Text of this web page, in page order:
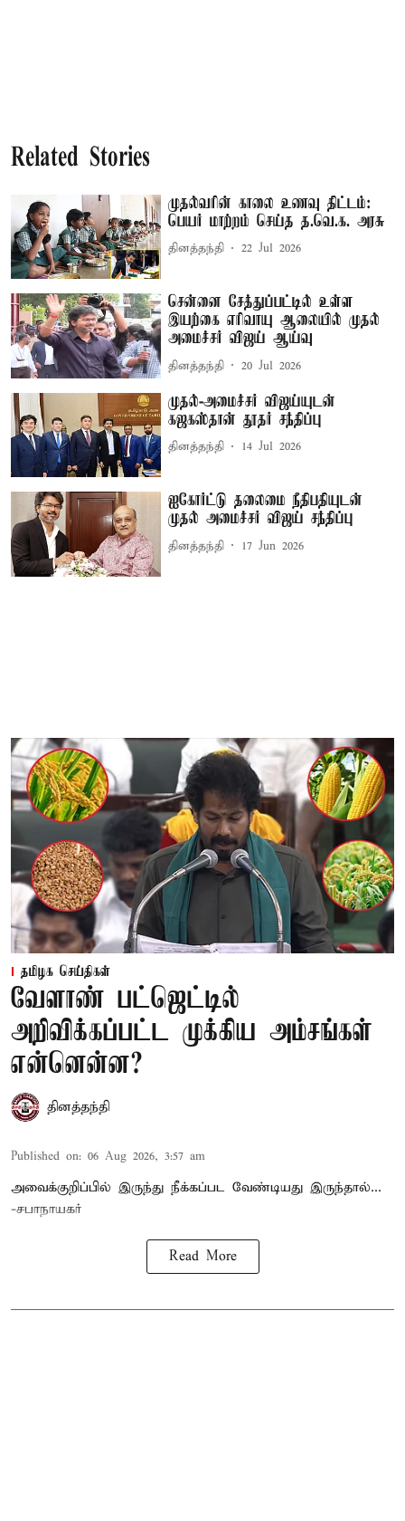
Related Stories
முதல்வரின் காலை உணவு திட்டம்:
பெயர் மாற்றம் செய்த த.வெ.க. அரசு
தினத்தந்தி 22 Jul 2026
சென்னை சேத்துப்பட்டில் உள்ள
இயற்கை எரிவாயு ஆலையில் முதல்
அமைச்சர் விஜய் ஆய்வு
தினத்தந்தி 20 Jul 2026
முதல்-அமைச்சர் விஜய்யுடன்
கஜகஸ்தான் தூதர் சந்திப்பு
தினத்தந்தி 14 Jul 2026
ஐகோர்ட்டு தலைமை நீதிபதியுடன்
முதல் அமைச்சர் விஜய் சந்திப்பு
தினத்தந்தி 17 Jun 2026
தமிழக செய்திகள்
வேளாண் பட்ஜெட்டில்
அறிவிக்கப்பட்ட முக்கிய அம்சங்கள்
என்னென்ன?
தினத்தந்தி
Published on: 06 Aug 2026, 3:57 am
அவைக்குறிப்பில் இருந்து நீக்கப்பட வேண்டியது இருந்தால்...
-சபாநாயகர்
Read More